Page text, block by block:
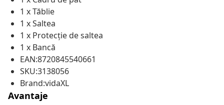
1 x Tăblie
1 x Saltea
1 x Protecție de saltea
1 x Bancă
EAN:8720845540661
SKU:3138056
Brand:vidaXL
Avantaje